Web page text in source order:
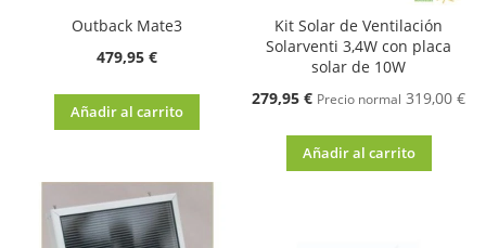
Outback Mate3
479,95 €
Añadir al carrito
Kit Solar de Ventilación
Solarventi 3,4W con placa
solar de 10W
Oferta
279,95 € Precio normal 319,00 €
Añadir al carrito